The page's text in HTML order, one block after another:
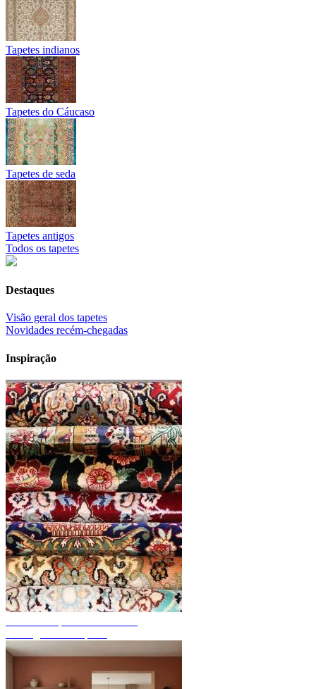
Tapetes indianos
Tapetes do Cáucaso
Tapetes de seda
Tapetes antigos
Todos os tapetes
Destaques
Visão geral dos tapetes
Novidades recém-chegadas
Inspiração